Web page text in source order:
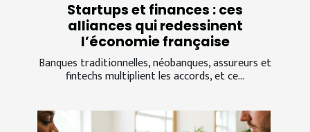
Startups et finances : ces
alliances qui redessinent
l’économie française
Banques traditionnelles, néobanques, assureurs et
fintechs multiplient les accords, et ce...